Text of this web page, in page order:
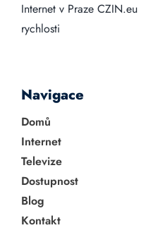
Internet v Praze CZIN.eu
rychlosti
Navigace
Domů
Internet
Televize
Dostupnost
Blog
Kontakt